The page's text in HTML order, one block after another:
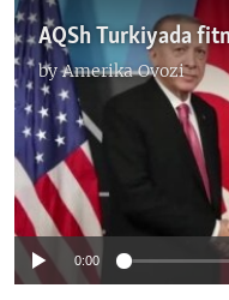
AQSh Turkiyada
byAmerika Ovozi
No media
0:00